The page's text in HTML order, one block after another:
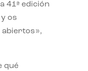
41ª edición
os
abiertos»,
qué